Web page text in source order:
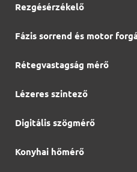
Rezgésérzékelő
Fázis sorrend és motor
Rétegvastagság mérő
Lézeres szintező
Digitális szögmérő
Konyhai hőmérő